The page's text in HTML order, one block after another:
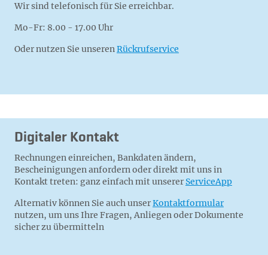
Wir sind telefonisch für Sie erreichbar.
Mo-Fr: 8.00 - 17.00 Uhr
Oder nutzen Sie unserenRückrufservice
Digitaler Kontakt
Rechnungen einreichen, Bankdaten ändern,
Bescheinigungen anfordern oder direkt mit uns in
Kontakt treten: ganz einfach mit unserer ServiceApp
Alternativ können Sie auch unserKontaktformular
nutzen, um uns Ihre Fragen, Anliegen oder Dokumente
sicher zu übermitteln